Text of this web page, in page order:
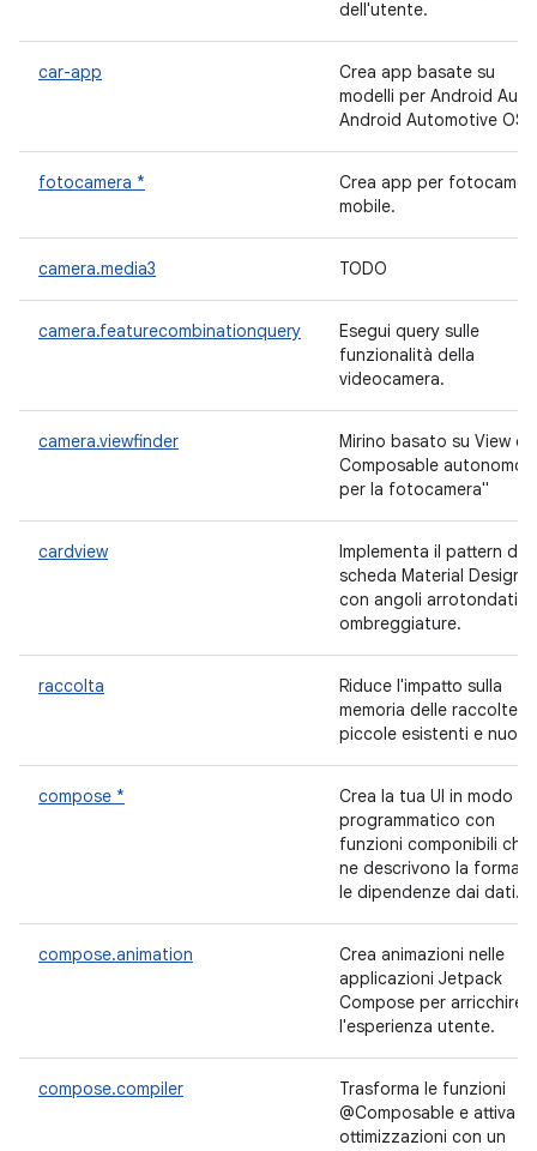
dell'utente.
car-app
Crea app basate su
modelli per Android
Android Automotive OS.
fotocamera *
Crea app per
mobile.
camera.media3 TODO
camera.featurecombinationquery
Esegui query sulle
funzionalità della
videocamera.
camera.viewfinder
Mirino basato su View e
Composable autonomo
per la fotocamera"
cardview
Implementa il pattern
scheda Material Design
con angoli arrotondati e
ombreggiature.
raccolta
Riduce l'impatto sulla
memoria delle raccolte
piccole esistenti e
compose *
Crea la tua UI in modo
programmatico con
funzioni componibili che
ne descrivono la forma e
le dipendenze dai dati.
compose.animation
Crea animazioni nelle
applicazioni Jetpack
Compose per arricchire
l'esperienza utente.
compose.compiler
Trasforma le funzioni
@Composable e attiva le
ottimizzazioni con un